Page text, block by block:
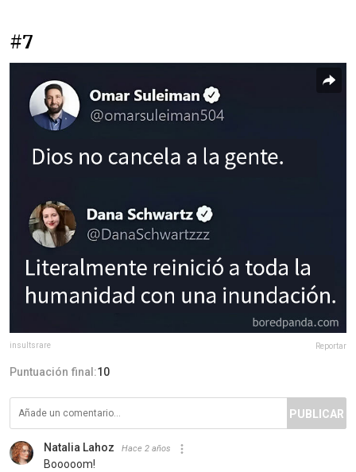
#7
insultsrare Reportar
Puntuación final:10
PUBLICAR
Natalia Lahoz Hace 2 años
Booooom!